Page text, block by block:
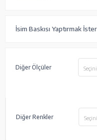
İsim Baskısı Yaptırmak
Diğer Ölçüler
Diğer Renkler